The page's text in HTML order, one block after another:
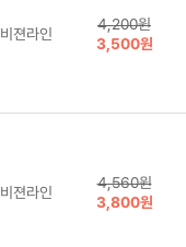
비젼라인
4,200원
3,500원
비젼라인
4,560원
3,800원